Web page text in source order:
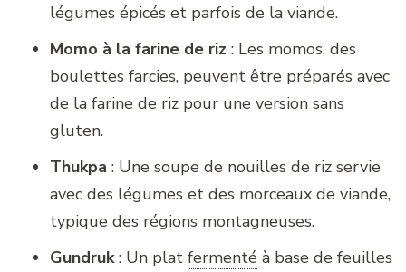
légumes épicés et parfois de la viande.
Momo à la farine de riz : Les momos, des
boulettes farcies, peuvent être préparés avec
de la farine de riz pour une version sans
gluten.
Thukpa : Une soupe de nouilles de riz servie
avec des légumes et des morceaux de viande,
typique des régions montagneuses.
Gundruk: Un plat fermenté à base de feuilles